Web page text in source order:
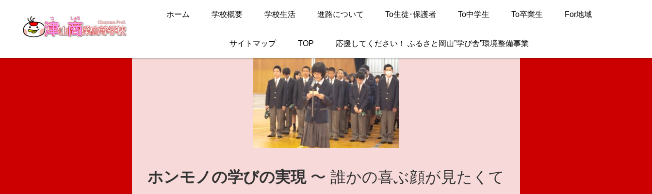
ホーム 学校概要 学校生活 進路について To生徒･保護者 To中学生 To卒業生 For地域
サイトマップ TOP 応援してください！ ふるさと岡山”学び舎”環境整備事業
ホンモノの学びの実現〜 誰かの喜ぶ顔が見たくて